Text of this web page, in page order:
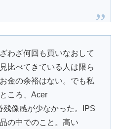
わざ何回も買いなおして
比べてきている人は限ら
金の余裕はない。でも私
ころ、Acer
像感が少なかった。IPS
の中でのこと。高い